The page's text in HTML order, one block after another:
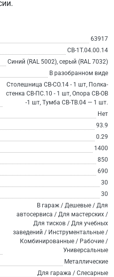
63917
СВ-1Т.04.00.14
Синий (RAL 5002), серый (RAL 7032)
В разобранном виде
Столешница СВ-СО.14 - 1 шт, Полка-
стенка СВ-ПС.10 - 1 шт, Опора СВ-ОВ
-1 шт, Тумба СВ-ТВ.04 — 1 шт.
Нет
93.9
0.29
1400
850
690
30
30
В гараж / Дешевые / Для
автосервиса / Для мастерских /
Для тисков / Для учебных
заведений / Инструментальные /
Комбинированные / Рабочие /
Универсальные
Металлические
Для гаража / Слесарные